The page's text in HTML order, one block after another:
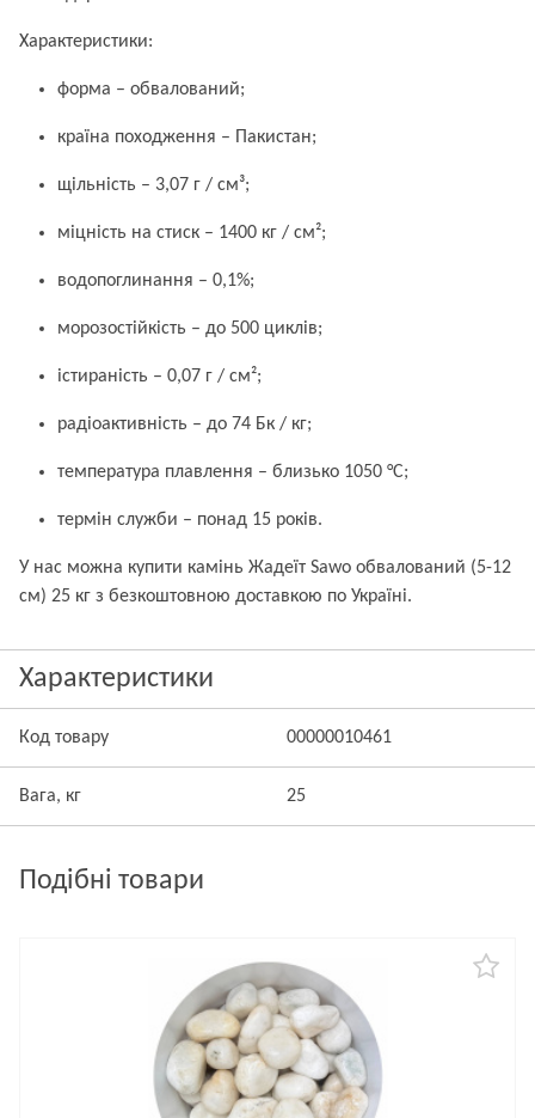
Характеристики:
форма – обвалований;
країна походження – Пакистан;
щільність – 3,07 г / см³;
міцність на стиск – 1400 кг / см²;
водопоглинання – 0,1%;
морозостійкість – до 500 циклів;
істираність – 0,07 г / см²;
радіоактивність – до 74 Бк / кг;
температура плавлення – близько 1050 °C;
термін служби – понад 15 років.
У нас можна купити камінь Жадеїт Sawo обвалований (5-12
см) 25 кг з безкоштовною доставкою по Україні.
Характеристики
Код товару 00000010461
Вага, кг 25
Подібні товари